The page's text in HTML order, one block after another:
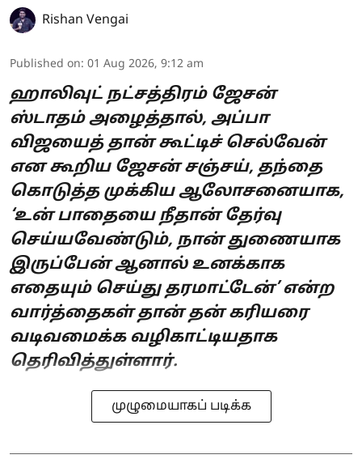
Rishan Vengai
Published on: 01 Aug 2026, 9:12 am
ஹாலிவுட் நட்சத்திரம் ஜேசன்
ஸ்டாதம் அழைத்தால், அப்பா
விஜயைத் தான் கூட்டிச் செல்வேன்
என கூறிய ஜேசன் சஞ்சய், தந்தை
கொடுத்த முக்கிய ஆலோசனையாக,
‘உன் பாதையை நீதான் தேர்வு
செய்யவேண்டும், நான் துணையாக
இருப்பேன் ஆனால் உனக்காக
எதையும் செய்து தரமாட்டேன்’ என்ற
வார்த்தைகள் தான் தன் கரியரை
வடிவமைக்க வழிகாட்டியதாக
தெரிவித்துள்ளார்.
முழுமையாகப் படிக்க